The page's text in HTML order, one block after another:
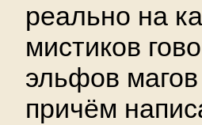
реально на
мистиков
эльфов
причём